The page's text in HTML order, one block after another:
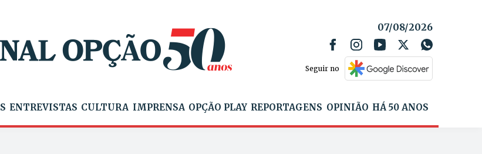
07/08/2026
Seguir no
ENTREVISTAS CULTURA IMPRENSA OPÇÃO PLAY REPORTAGENS OPINIÃO HÁ 50 ANOS